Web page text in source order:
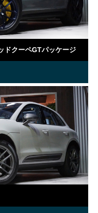
クーペGTパッケージ